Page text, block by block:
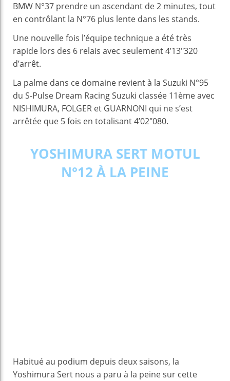
BMW N°37 prendre un ascendant de 2 minutes, tout
en contrôlant la N°76 plus lente dans les stands.
Une nouvelle fois l’équipe technique a été très
rapide lors des 6 relais avec seulement 4’13″320
d’arrêt.
La palme dans ce domaine revient à la Suzuki N°95
du S-Pulse Dream Racing Suzuki classée 11ème avec
NISHIMURA, FOLGER et GUARNONI qui ne s’est
arrêtée que 5 fois en totalisant 4’02″080.
YOSHIMURA SERT MOTUL
N°12 À LA PEINE
Habitué au podium depuis deux saisons, la
Yoshimura Sert nous a paru à la peine sur cette